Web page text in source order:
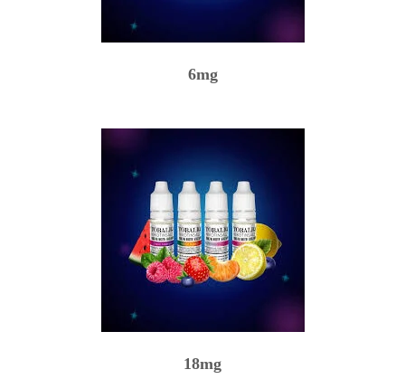
6mg
18mg